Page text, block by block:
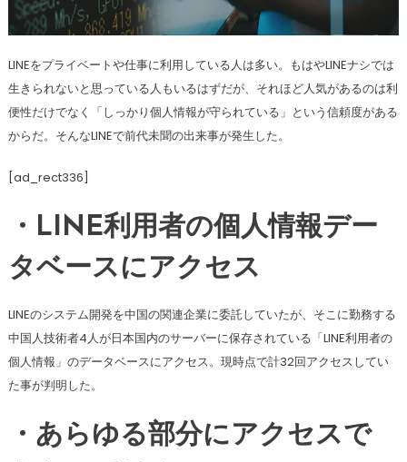
LINEをプライベートや仕事に利用している人は多い。もはやLINEナシでは
生きられないと思っている人もいるはずだが、それほど人気があるのは利
便性だけでなく「しっかり個人情報が守られている」という信頼度がある
からだ。そんなLINEで前代未聞の出来事が発生した。
[ad_rect336]
・LINE利用者の個人情報デー
タベースにアクセス
LINEのシステム開発を中国の関連企業に委託していたが、そこに勤務する
中国人技術者4人が日本国内のサーバーに保存されている「LINE利用者の
個人情報」のデータベースにアクセス。現時点で計32回アクセスしてい
た事が判明した。
・あらゆる部分にアクセスで